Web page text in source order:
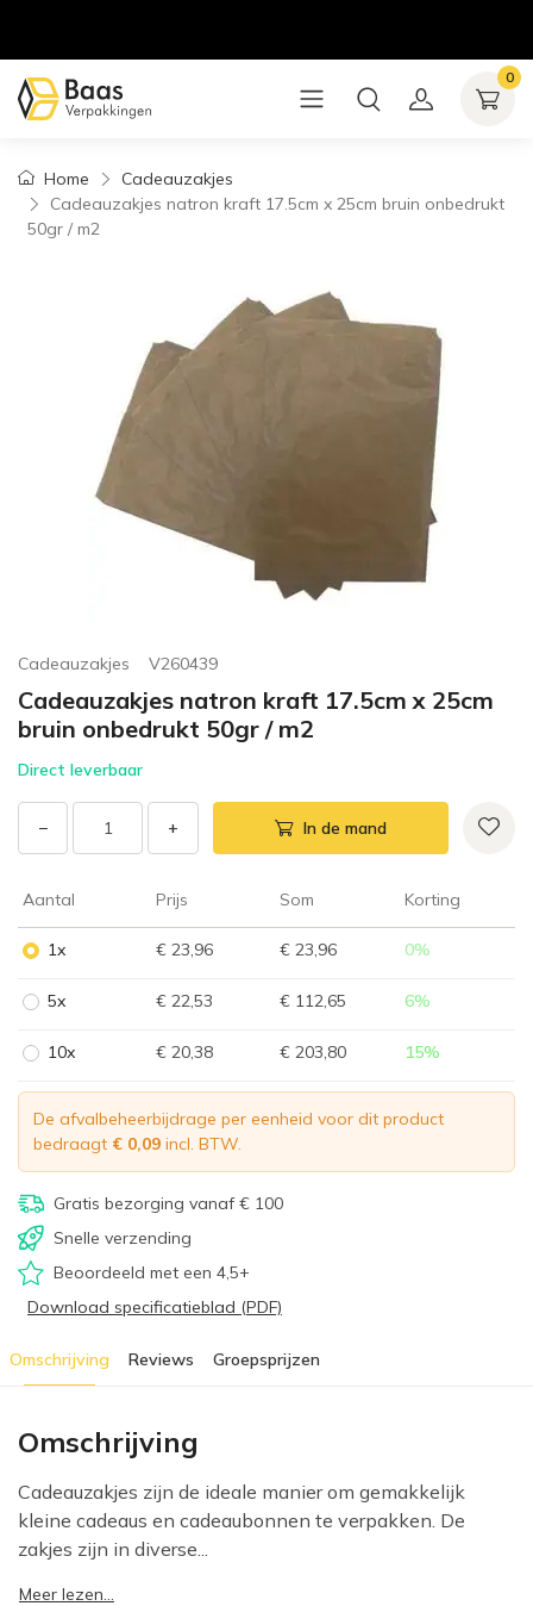
0
Home
Cadeauzakjes
Cadeauzakjes natron kraft 17.5cm x 25cm bruin onbedrukt
50gr / m2
Cadeauzakjes V260439
Cadeauzakjes natron kraft 17.5cm x 25cm
bruin onbedrukt 50gr / m2
Direct leverbaar
− + In de mand
Aantal Prijs Som Korting
1x € 23,96 € 23,96 0%
5x € 22,53 € 112,65 6%
10x € 20,38 € 203,80 15%
De afvalbeheerbijdrage per eenheid voor dit product
bedraagt € 0,09 incl. BTW.
Gratis bezorging vanaf € 100
Snelle verzending
Beoordeeld met een 4,5+
Download specificatieblad (PDF)
Omschrijving Reviews Groepsprijzen
Omschrijving
Cadeauzakjes zijn de ideale manier om gemakkelijk
kleine cadeaus en cadeaubonnen te verpakken. De
zakjes zijn in diverse...
Meer lezen...